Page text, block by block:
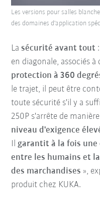
Lasécurité avant tout
en diagonale, associés à
protection à 360
le trajet, il peut être
toute sécurité s'il y a
250P s'arrête de
niveau d'exigence
garantit à la fois
entre les humains et
des marchandises »,
produit chez KUKA.
Les versions pour salles
des domaines d'application